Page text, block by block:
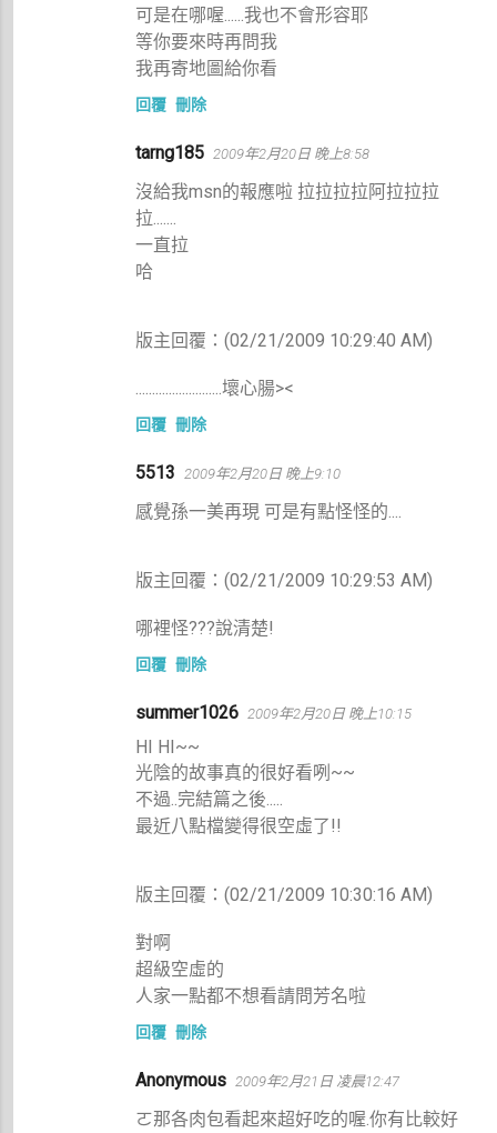
可是在哪喔......我也不會形容耶
等你要來時再問我
我再寄地圖給你看
回覆 刪除
tarng185 2009年2月20日 晚上8:58
沒給我msn的報應啦 拉拉拉拉阿拉拉拉
拉.......
一直拉
哈
版主回覆：(02/21/2009 10:29:40 AM)
..........................壞心腸><
回覆 刪除
5513 2009年2月20日 晚上9:10
感覺孫一美再現 可是有點怪怪的....
版主回覆：(02/21/2009 10:29:53 AM)
哪裡怪???說清楚!
回覆 刪除
summer1026 2009年2月20日 晚上10:15
HI HI~~
光陰的故事真的很好看咧~~
不過..完結篇之後.....
最近八點檔變得很空虛了!!
版主回覆：(02/21/2009 10:30:16 AM)
對啊
超級空虛的
人家一點都不想看請問芳名啦
回覆 刪除
Anonymous 2009年2月21日 凌晨12:47
ㄛ那各肉包看起來超好吃的喔.你有比較好